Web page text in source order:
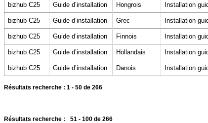
bizhub C25 Guide d’installation Hongrois Installation
bizhub C25 Guide d’installation Grec Installation
bizhub C25 Guide d’installation Finnois Installation
bizhub C25 Guide d’installation Hollandais Installation
bizhub C25 Guide d’installation Danois Installation
Résultats recherche : 1 - 50 de 266
Résultats recherche : 51 - 100 de 266